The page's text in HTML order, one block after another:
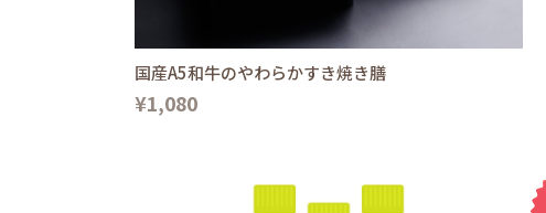
国産A5和牛のやわらかすき焼き膳
¥1,080